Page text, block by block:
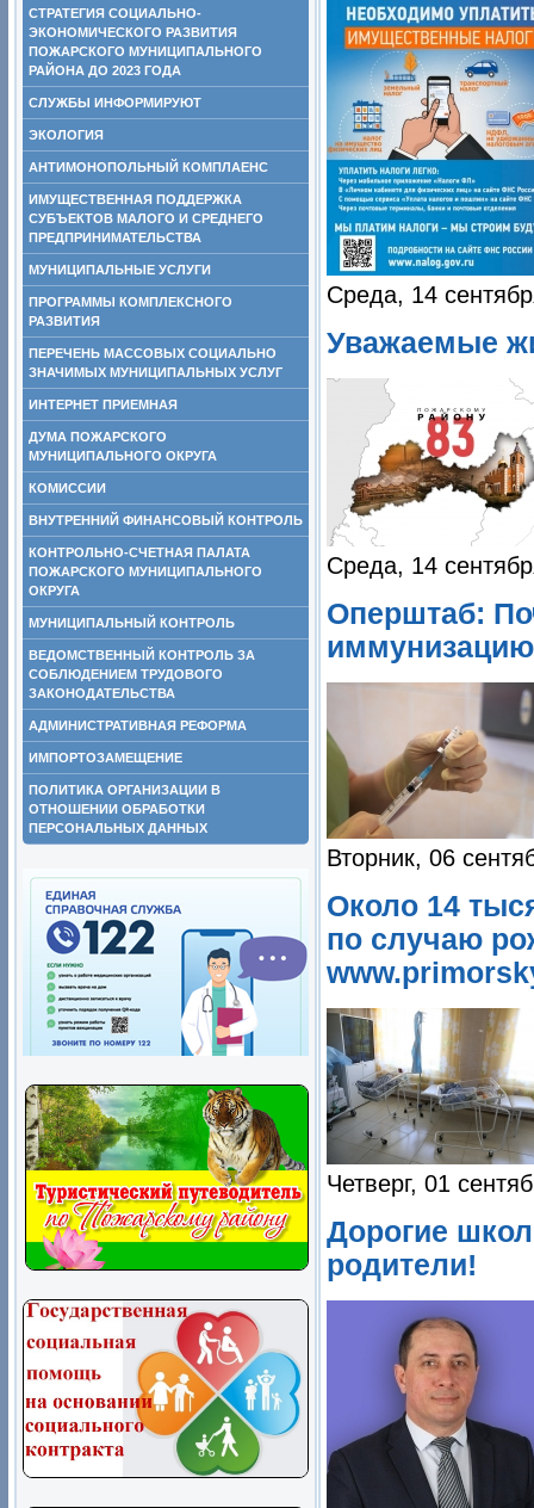
СТРАТЕГИЯ СОЦИАЛЬНО-
ЭКОНОМИЧЕСКОГО РАЗВИТИЯ
ПОЖАРСКОГО МУНИЦИПАЛЬНОГО
РАЙОНА ДО 2023 ГОДА
СЛУЖБЫ ИНФОРМИРУЮТ
ЭКОЛОГИЯ
АНТИМОНОПОЛЬНЫЙ КОМПЛАЕНС
ИМУЩЕСТВЕННАЯ ПОДДЕРЖКА
СУБЪЕКТОВ МАЛОГО И СРЕДНЕГО
ПРЕДПРИНИМАТЕЛЬСТВА
МУНИЦИПАЛЬНЫЕ УСЛУГИ
ПРОГРАММЫ КОМПЛЕКСНОГО
РАЗВИТИЯ
ПЕРЕЧЕНЬ МАССОВЫХ СОЦИАЛЬНО
ЗНАЧИМЫХ МУНИЦИПАЛЬНЫХ УСЛУГ
ИНТЕРНЕТ ПРИЕМНАЯ
ДУМА ПОЖАРСКОГО
МУНИЦИПАЛЬНОГО ОКРУГА
КОМИССИИ
ВНУТРЕННИЙ ФИНАНСОВЫЙ КОНТРОЛЬ
КОНТРОЛЬНО-СЧЕТНАЯ ПАЛАТА
ПОЖАРСКОГО МУНИЦИПАЛЬНОГО
ОКРУГА
МУНИЦИПАЛЬНЫЙ КОНТРОЛЬ
ВЕДОМСТВЕННЫЙ КОНТРОЛЬ ЗА
СОБЛЮДЕНИЕМ ТРУДОВОГО
ЗАКОНОДАТЕЛЬСТВА
АДМИНИСТРАТИВНАЯ РЕФОРМА
ИМПОРТОЗАМЕЩЕНИЕ
ПОЛИТИКА ОРГАНИЗАЦИИ В
ОТНОШЕНИИ ОБРАБОТКИ
ПЕРСОНАЛЬНЫХ ДАННЫХ
Среда, 14
Уважаемые
Среда, 14
Оперштаб:
иммунизацию
Вторник, 06
Около 14
по случаю
Четверг, 01
Дорогие
родители!